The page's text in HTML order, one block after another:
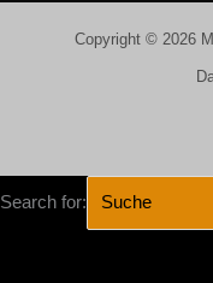
Copyright © 2026
Search for: